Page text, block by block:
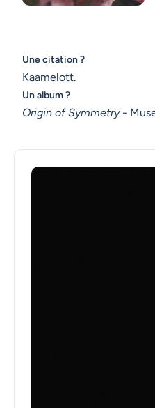
Une citation ?
Kaamelott.
Un album ?
Origin of Symmetry-